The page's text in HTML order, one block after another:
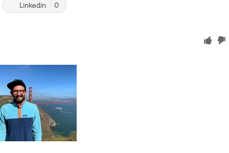
Linkedin 0